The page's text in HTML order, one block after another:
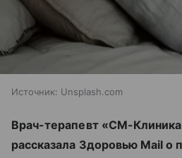
Источник: Unsplash.com
Врач-терапевт «СМ-
рассказала Здоровью Mail о